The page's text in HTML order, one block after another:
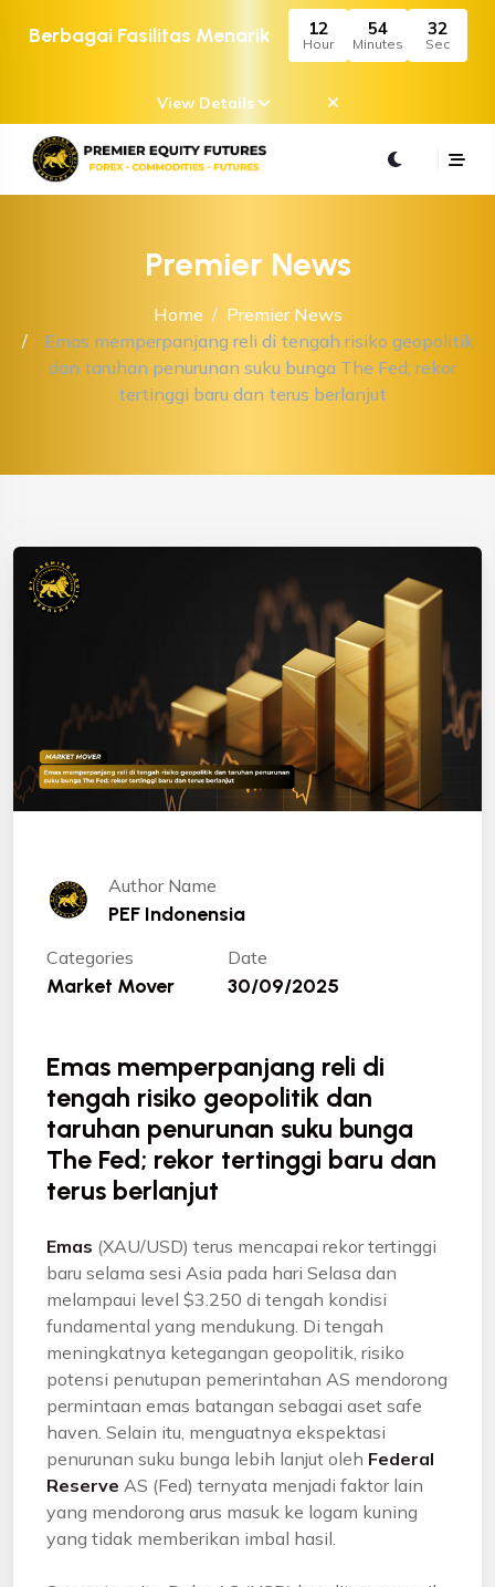
Berbagai Fasilitas Menarik 12
Hour
54
Minutes
32
Sec
View Details
Premier News
Home
Premier News
Emas memperpanjang reli di tengah risiko geopolitik
dan taruhan penurunan suku bunga The Fed; rekor
tertinggi baru dan terus berlanjut
Author Name
PEF Indonensia
Categories
Market Mover
Date
30/09/2025
Emas memperpanjang reli di
tengah risiko geopolitik dan
taruhan penurunan suku bunga
The Fed; rekor tertinggi baru dan
terus berlanjut
Emas (XAU/USD) terus mencapai rekor tertinggi
baru selama sesi Asia pada hari Selasa dan
melampaui level $3.250 di tengah kondisi
fundamental yang mendukung. Di tengah
meningkatnya ketegangan geopolitik, risiko
potensi penutupan pemerintahan AS mendorong
permintaan emas batangan sebagai aset safe
haven. Selain itu, menguatnya ekspektasi
penurunan suku bunga lebih lanjut oleh Federal
Reserve AS (Fed) ternyata menjadi faktor lain
yang mendorong arus masuk ke logam kuning
yang tidak memberikan imbal hasil.